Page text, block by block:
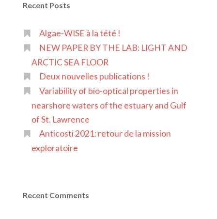
Recent Posts
Algae-WISE à la tété !
NEW PAPER BY THE LAB: LIGHT AND
ARCTIC SEA FLOOR
Deux nouvelles publications !
Variability of bio-optical properties in
nearshore waters of the estuary and Gulf
of St. Lawrence
Anticosti 2021: retour de la mission
exploratoire
Recent Comments